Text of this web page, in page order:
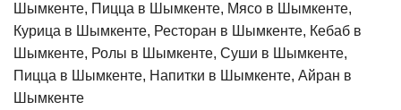
Шымкенте, Пицца в Шымкенте, Мясо в Шымкенте,
Курица в Шымкенте, Ресторан в Шымкенте, Кебаб в
Шымкенте, Ролы в Шымкенте, Суши в Шымкенте,
Пицца в Шымкенте, Напитки в Шымкенте, Айран в
Шымкенте